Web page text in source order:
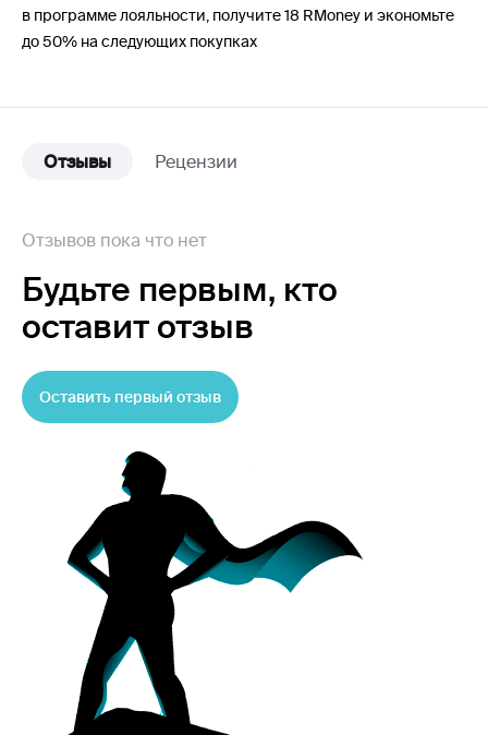
в программе лояльности, получите 18 RMoney и экономьте
до 50% на следующих покупках
Отзывы Рецензии
Отзывов пока что нет
Будьте первым, кто
оставит отзыв
Оставить первый отзыв